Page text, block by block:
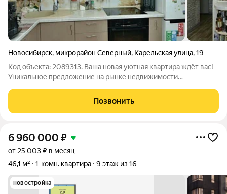
Новосибирск, микрорайон Северный, Карельская улица,19
Код объекта: 2089313. Ваша новая уютная квартира ждёт вас!
Уникальное предложение на рынке недвижимости
расположена на 4 этаже 9-этажного монолитного дома,
построенного в 1985 году. Общая площадь
Позвонить
6 960 000 ₽
от 25 003 ₽ в месяц
46,1 м²
1-комн. квартира 9 этаж из 16
новостройка